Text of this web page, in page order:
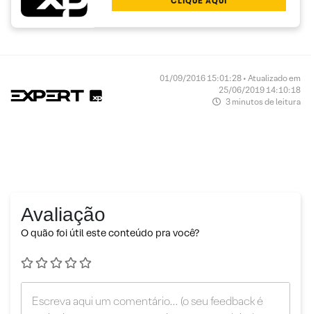
01/09/2016 15:01:28 • Atualizado em
25/06/2019 14:10:18
3 minutos de leitura
Avaliação
O quão foi útil este conteúdo pra você?